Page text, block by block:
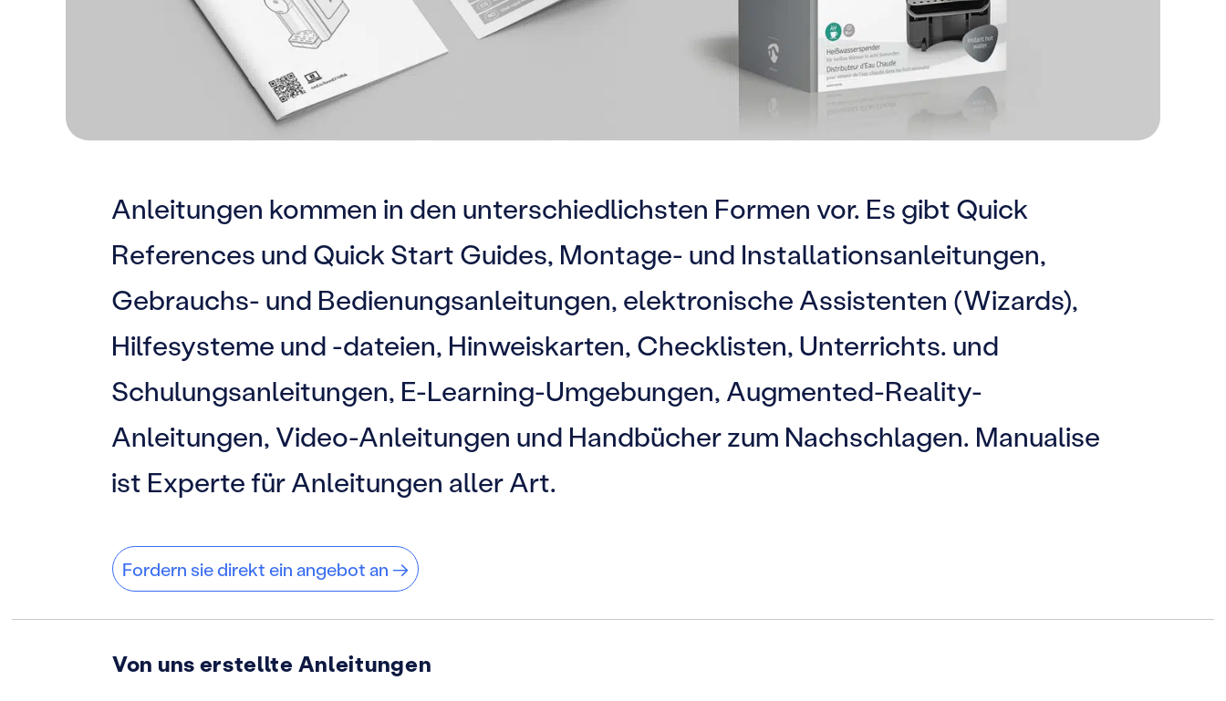
Anleitungen kommen in den unterschiedlichsten Formen vor. Es gibt Quick
References und Quick Start Guides, Montage- und Installationsanleitungen,
Gebrauchs- und Bedienungsanleitungen, elektronische Assistenten (Wizards),
Hilfesysteme und -dateien, Hinweiskarten, Checklisten, Unterrichts. und
Schulungsanleitungen, E-Learning-Umgebungen, Augmented-Reality-
Anleitungen, Video-Anleitungen und Handbücher zum Nachschlagen. Manualise
ist Experte für Anleitungen aller Art.
Fordern sie direkt ein angebot an →
Von uns erstellte Anleitungen